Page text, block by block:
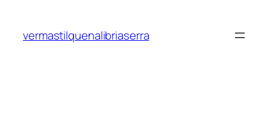
contenido
vermastilquenalibriaserra